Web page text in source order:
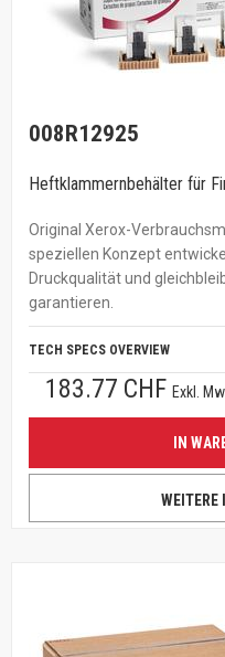
008R12925
Heftklammernbehälter für
Original Xerox-
speziellen Konzept
Druckqualität und
garantieren.
TECH SPECS OVERVIEW
183.77 CHF Exkl.
IN
WEITERE